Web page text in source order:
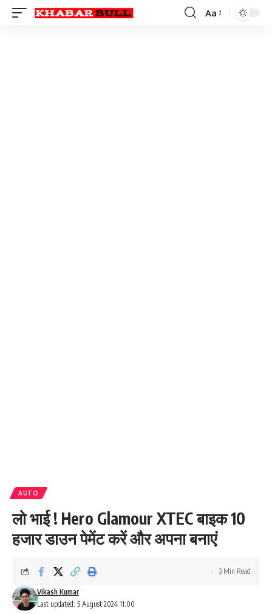
Font
Aa
AUTO
लो भाई ! Hero Glamour XTEC बाइक 10
हजार डाउन पेमेंट करें और अपना बनाएं
Last updated: 5 August 2024 11:00
Vikash Kumar
3 Min Read